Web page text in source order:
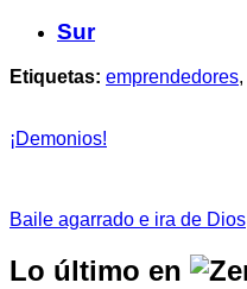
Sur
Etiquetas: emprendedores,
¡Demonios!
Baile agarrado e ira de Dios
Lo último en